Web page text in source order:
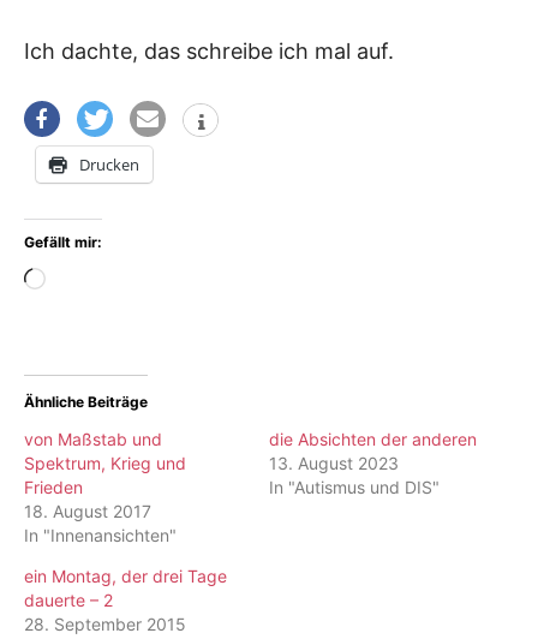
Ich dachte, das schreibe ich mal auf.
Drucken
Gefällt mir:
Wird
Ähnliche Beiträge
von Maßstab und
Spektrum, Krieg und
Frieden
18. August 2017
In "Innenansichten"
die Absichten der anderen
13. August 2023
In "Autismus und DIS"
ein Montag, der drei Tage
dauerte – 2
28. September 2015